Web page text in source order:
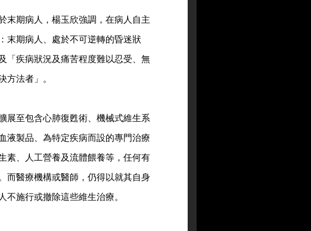
末期病人，楊玉欣強調，在病人自主
末期病人、處於不可逆轉的昏迷狀
「疾病狀況及痛苦程度難以忍受、無
法者」。
展至包含心肺復甦術、機械式維生系
液製品、為特定疾病而設的專門治療
素、人工營養及流體餵養等，任何有
而醫療機構或醫師，仍得以就其自身
施行或撤除這些維生治療。